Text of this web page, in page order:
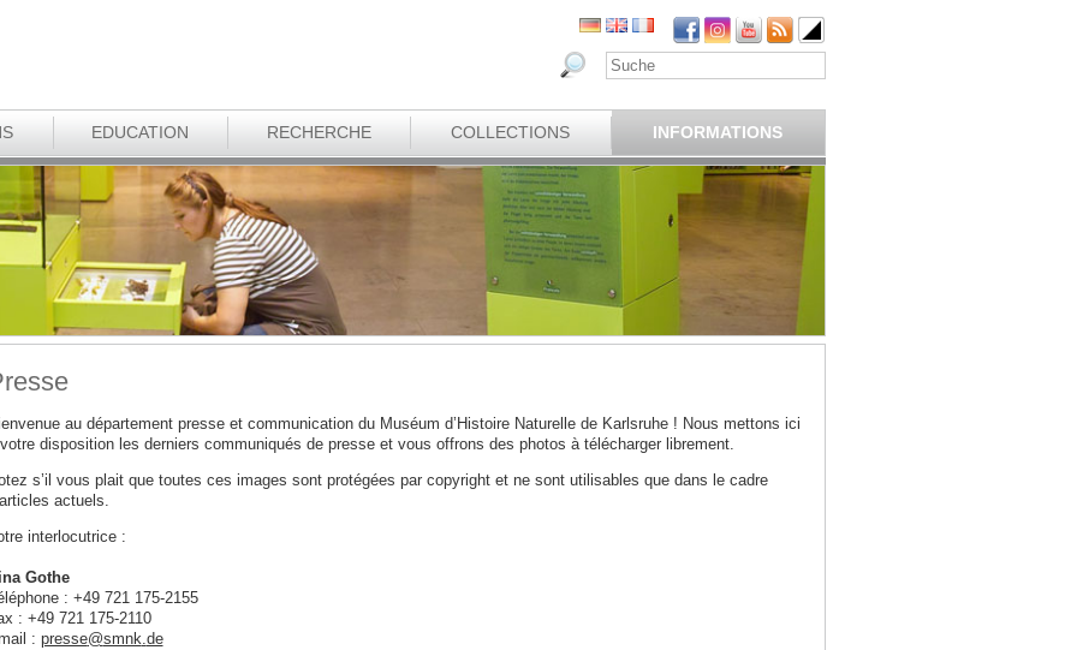
EDUCATION RECHERCHE COLLECTIONS INFORMATIONS
au département presse et communicationdu Muséum d’Histoire Naturelle de Karlsruhe ! Nous mettons ici
disposition les derniers communiqués de presse et vous offrons des photos à télécharger librement.
s’il vous plait que toutes ces images sont protégées par copyright et ne sont utilisables que dans le cadre
actuels.
interlocutrice :
Gothe
: +49 721 175-2155
: +49 721 175-2110
: presse@smnk.de